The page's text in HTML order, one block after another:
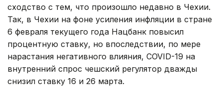
сходство с тем, что произошло недавно в Чехии.
Так, в Чехии на фоне усиления инфляции в стране
6 февраля текущего года Нацбанк повысил
процентную ставку, но впоследствии, по мере
нарастания негативного влияния, COVID-19 на
внутренний спрос чешский регулятор дважды
снизил ставку 16 и 26 марта.